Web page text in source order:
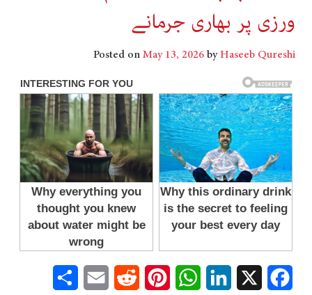
ورزی پر بھاری جرمانے
Posted onMay 13, 2026byHaseeb Qureshi
Facebook
LinkedIn
WhatsApp
Pinterest
Reddit
Email